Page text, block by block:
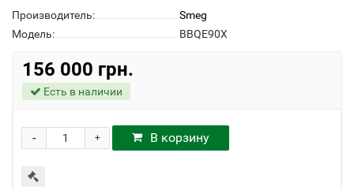
Производитель:
Smeg
Модель:
BBQE90X
156 000 грн.
Есть в наличии
+
- В корзину